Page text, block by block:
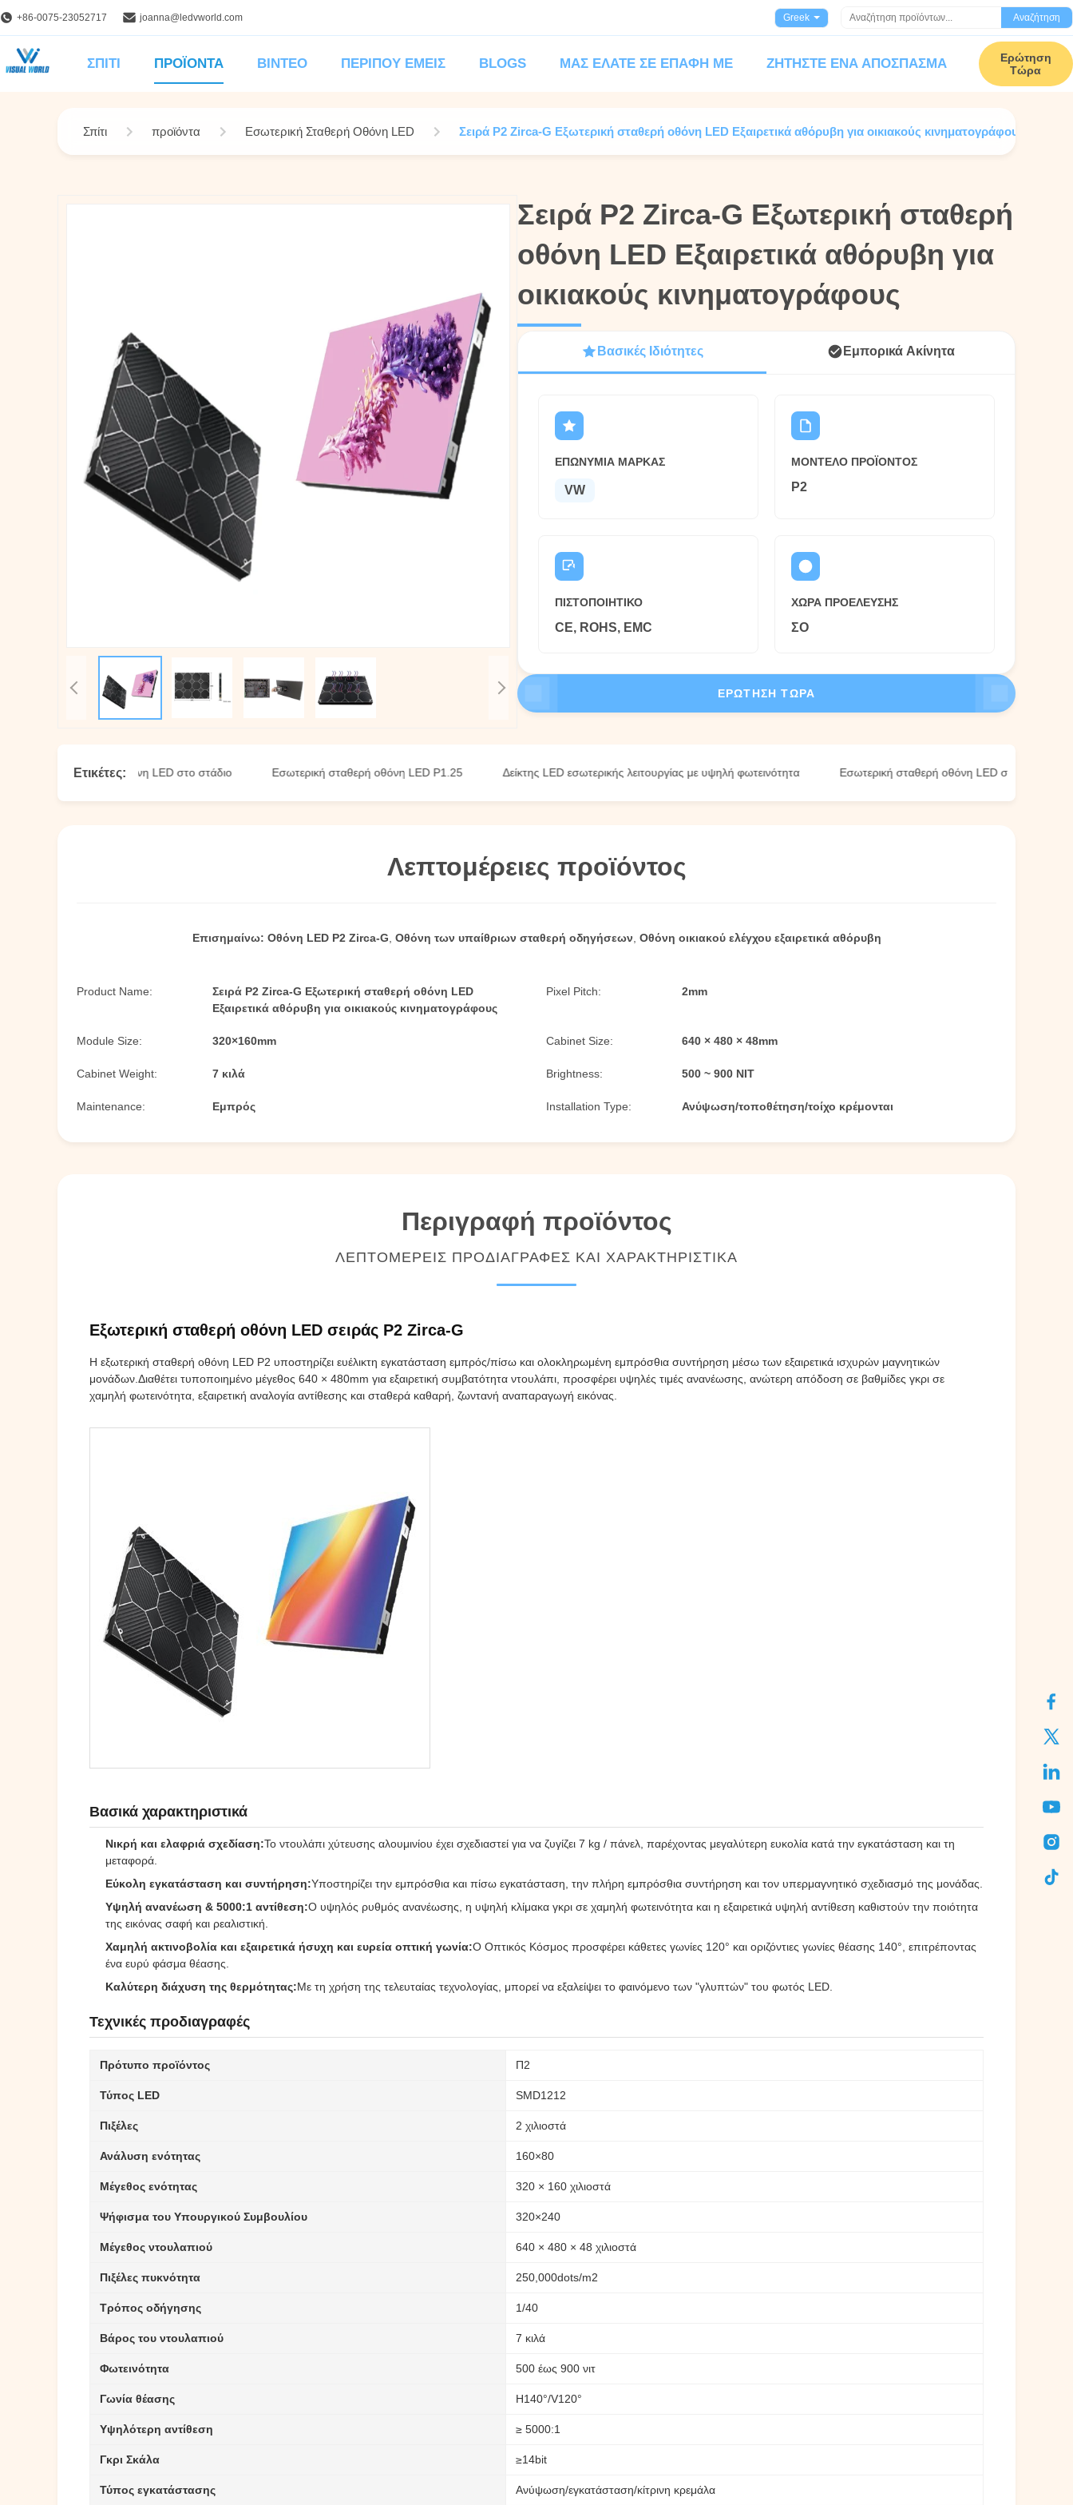
+86-0075-23052717 joanna@ledvworld.com Greek Αναζήτηση
ΣΠΊΤΙ ΠΡΟΪΌΝΤΑ ΒΊΝΤΕΟ ΠΕΡΊΠΟΥ ΕΜΕΊΣ BLOGS ΜΑΣ ΕΛΆΤΕ ΣΕ ΕΠΑΦΉ ΜΕ ΖΗΤΉΣΤΕ ΈΝΑ ΑΠΌΣΠΑΣΜΑ
Ερώτηση
Τώρα
Σπίτι προϊόντα Εσωτερική Σταθερή Οθόνη LED Σειρά P2 Zirca-G Εξωτερική σταθερή οθόνη LED Εξαιρετικά αθόρυβη για οικιακούς κινηματογράφους
Σειρά P2 Zirca-G Εξωτερική σταθερή
οθόνη LED Εξαιρετικά αθόρυβη για
οικιακούς κινηματογράφους
Σειρά P2 Zirca-G Εξωτερική σταθερή
οθόνη LED Εξαιρετικά αθόρυβη για
οικιακούς κινηματογράφους
Βασικές Ιδιότητες Εμπορικά Ακίνητα
ΕΠΩΝΥΜΊΑ ΜΆΡΚΑΣ
VW
ΜΟΝΤΈΛΟ ΠΡΟΪΌΝΤΟΣ
P2
ΠΙΣΤΟΠΟΙΗΤΙΚΌ
CE, ROHS, EMC
ΧΏΡΑ ΠΡΟΈΛΕΥΣΗΣ
ΣΟ
ΕΡΏΤΗΣΗ ΤΏΡΑ
Ετικέτες:
σταθερή οθόνη LED στο στάδιο Εσωτερική σταθερή οθόνη LED P1.25 Δείκτης LED εσωτερικής λειτουργίας με υψηλή φωτεινότητα Εσωτερική σταθερή οθόνη LED στο στάδιο
Λεπτομέρειες προϊόντος
Επισημαίνω: Οθόνη LED P2 Zirca-G Οθόνη των υπαίθριων σταθερή οδηγήσεων Οθόνη οικιακού ελέγχου εξαιρετικά αθόρυβη
Product Name:
Σειρά P2 Zirca-G Εξωτερική σταθερή οθόνη LED
Εξαιρετικά αθόρυβη για οικιακούς κινηματογράφους
Pixel Pitch: 2mm
Module Size: 320×160mm Cabinet Size: 640 × 480 × 48mm
Cabinet Weight: 7 κιλά Brightness: 500 ~ 900 NIT
Maintenance: Εμπρός Installation Type: Ανύψωση/τοποθέτηση/τοίχο κρέμονται
Περιγραφή προϊόντος
ΛΕΠΤΟΜΕΡΕΊΣ ΠΡΟΔΙΑΓΡΑΦΈΣ ΚΑΙ ΧΑΡΑΚΤΗΡΙΣΤΙΚΆ
Εξωτερική σταθερή οθόνη LED σειράς P2 Zirca-G
Η εξωτερική σταθερή οθόνη LED P2 υποστηρίζει ευέλικτη εγκατάσταση εμπρός/πίσω και ολοκληρωμένη εμπρόσθια συντήρηση μέσω των εξαιρετικά ισχυρών μαγνητικών
μονάδων.Διαθέτει τυποποιημένο μέγεθος 640 × 480mm για εξαιρετική συμβατότητα ντουλάπι, προσφέρει υψηλές τιμές ανανέωσης, ανώτερη απόδοση σε βαθμίδες γκρι σε
χαμηλή φωτεινότητα, εξαιρετική αναλογία αντίθεσης και σταθερά καθαρή, ζωντανή αναπαραγωγή εικόνας.
Βασικά χαρακτηριστικά
Νικρή και ελαφριά σχεδίαση:Το ντουλάπι χύτευσης αλουμινίου έχει σχεδιαστεί για να ζυγίζει 7 kg / πάνελ, παρέχοντας μεγαλύτερη ευκολία κατά την εγκατάσταση και τη
μεταφορά.
Εύκολη εγκατάσταση και συντήρηση:Υποστηρίζει την εμπρόσθια και πίσω εγκατάσταση, την πλήρη εμπρόσθια συντήρηση και τον υπερμαγνητικό σχεδιασμό της μονάδας.
Υψηλή ανανέωση & 5000:1 αντίθεση:Ο υψηλός ρυθμός ανανέωσης, η υψηλή κλίμακα γκρι σε χαμηλή φωτεινότητα και η εξαιρετικά υψηλή αντίθεση καθιστούν την ποιότητα
της εικόνας σαφή και ρεαλιστική.
Χαμηλή ακτινοβολία και εξαιρετικά ήσυχη και ευρεία οπτική γωνία:Ο Οπτικός Κόσμος προσφέρει κάθετες γωνίες 120° και οριζόντιες γωνίες θέασης 140°, επιτρέποντας
ένα ευρύ φάσμα θέασης.
Καλύτερη διάχυση της θερμότητας:Με τη χρήση της τελευταίας τεχνολογίας, μπορεί να εξαλείψει το φαινόμενο των "γλυπτών" του φωτός LED.
Τεχνικές προδιαγραφές
Πρότυπο προϊόντος Π2
Τύπος LED SMD1212
Πιξέλες 2 χιλιοστά
Ανάλυση ενότητας 160×80
Μέγεθος ενότητας 320 × 160 χιλιοστά
Ψήφισμα του Υπουργικού Συμβουλίου 320×240
Μέγεθος ντουλαπιού 640 × 480 × 48 χιλιοστά
Πιξέλες πυκνότητα 250,000dots/m2
Τρόπος οδήγησης 1/40
Βάρος του ντουλαπιού 7 κιλά
Φωτεινότητα 500 έως 900 νιτ
Γωνία θέασης H140°/V120°
Υψηλότερη αντίθεση ≥ 5000:1
Γκρι Σκάλα ≥14bit
Τύπος εγκατάστασης Ανύψωση/εγκατάσταση/κίτρινη κρεμάλα